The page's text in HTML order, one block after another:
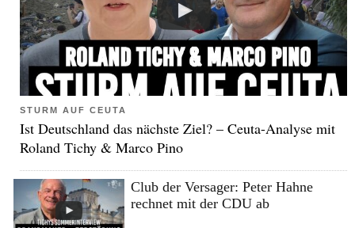
STURM AUF CEUTA
Ist Deutschland das nächste Ziel? – Ceuta-Analyse mit
Roland Tichy & Marco Pino
Club der Versager: Peter Hahne
rechnet mit der CDU ab